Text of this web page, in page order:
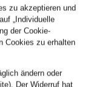
zu akzeptieren und
„Individuelle
der Cookie-
Cookies zu erhalten
ändern oder
Der Widerruf hat